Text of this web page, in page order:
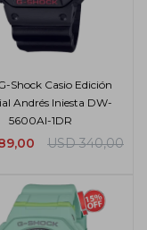
Shock Casio Edición
Andrés Iniesta DW-
5600AI-1DR
USD 340,00